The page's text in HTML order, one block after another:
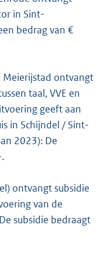
in Sint-
bedrag van €
Meierijstad ontvangt
taal, VVE en
geeft aan
in Schijndel / Sint-
2023): De
ontvangt subsidie
van de
subsidie bedraagt